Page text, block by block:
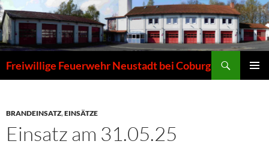
Zum
Inhalt
springen
Freiwillige Feuerwehr Neustadt bei Coburg
BRANDEINSATZ,EINSÄTZE
Einsatz am 31.05.25